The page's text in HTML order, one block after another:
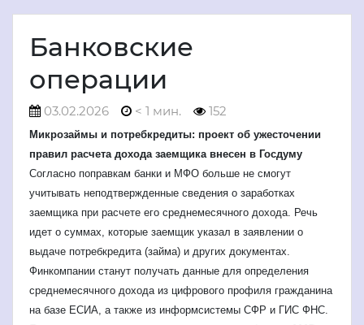
Банковские
операции
03.02.2026 < 1 мин. 152
Микрозаймы и потребкредиты: проект об ужесточении
правил расчета дохода заемщика внесен в Госдуму
Согласно поправкам банки и МФО больше не смогут
учитывать неподтвержденные сведения о заработках
заемщика при расчете его среднемесячного дохода. Речь
идет о суммах, которые заемщик указал в заявлении о
выдаче потребкредита (займа) и других документах.
Финкомпании станут получать данные для определения
среднемесячного дохода из цифрового профиля гражданина
на базе ЕСИА, а также из информсистемы СФР и ГИС ФНС.